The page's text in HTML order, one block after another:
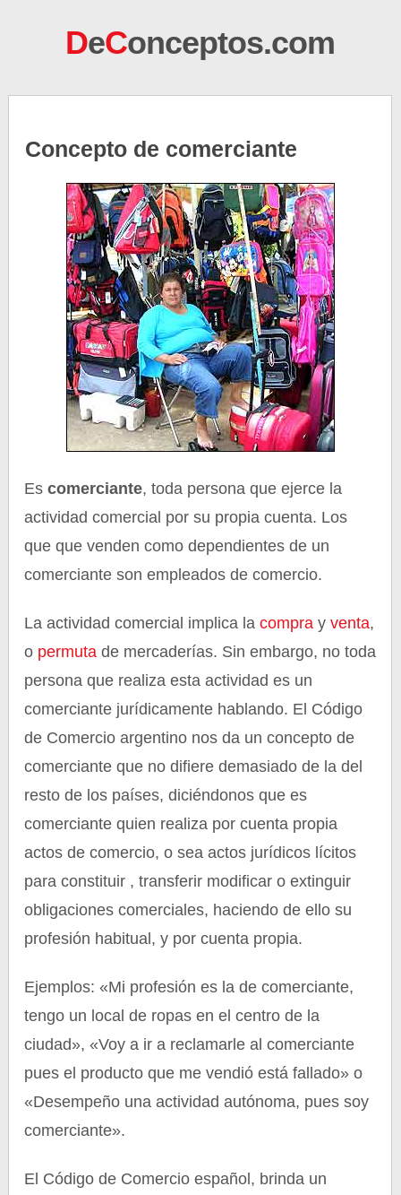
DeConceptos.com
Concepto de comerciante
Escomerciante, toda persona que ejerce la
actividad comercial por su propia cuenta. Los
que que venden como dependientes de un
comerciante son empleados de comercio.
La actividad comercial implica lacompra yventa,
o permuta de mercaderías. Sin embargo, no toda
persona que realiza esta actividad es un
comerciante jurídicamente hablando. El Código
de Comercio argentino nos da un concepto de
comerciante que no difiere demasiado de la del
resto de los países, diciéndonos que es
comerciante quien realiza por cuenta propia
actos de comercio, o sea actos jurídicos lícitos
para constituir , transferir modificar o extinguir
obligaciones comerciales, haciendo de ello su
profesión habitual, y por cuenta propia.
Ejemplos: «Mi profesión es la de comerciante,
tengo un local de ropas en el centro de la
ciudad», «Voy a ir a reclamarle al comerciante
pues el producto que me vendió está fallado» o
«Desempeño una actividad autónoma, pues soy
comerciante».
El Código de Comercio español, brinda un